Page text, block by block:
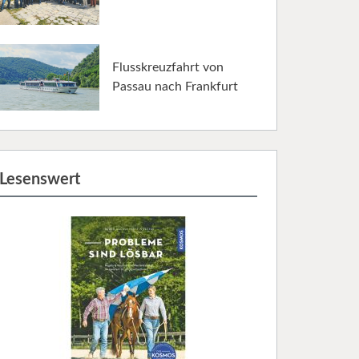
Flusskreuzfahrt von
Passau nach Frankfurt
Lesenswert